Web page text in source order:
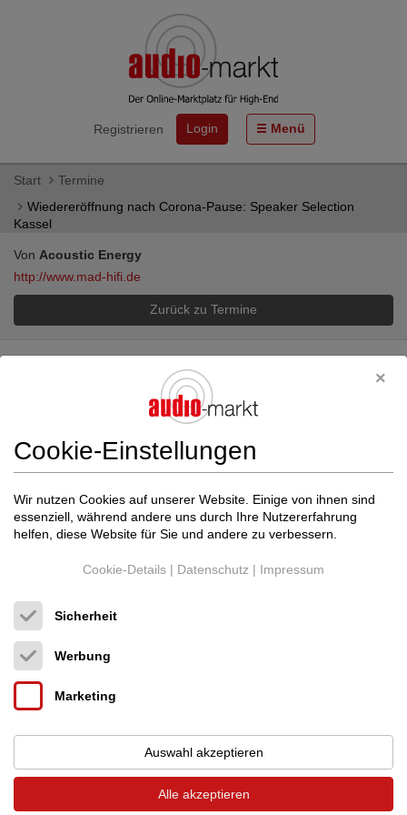
Registrieren Login Menü
Start
Termine
Wiedereröffnung nach Corona-Pause: Speaker Selection
Kassel
Von Acoustic Energy
http://www.mad-hifi.de
Zurück zu Termine
Wiedereröffnung nach Corona-Pause:
Speaker Selection Kassel
24.04.2020
Cookie-Einstellungen
Wir nutzen Cookies auf unserer Website. Einige von ihnen sind
essenziell, während andere uns durch Ihre Nutzererfahrung
helfen, diese Website für Sie und andere zu verbessern.
Cookie-Details | Datenschutz | Impressum
Sicherheit
Werbung
Marketing
Auswahl akzeptieren
Alle akzeptieren